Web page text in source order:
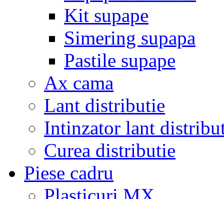
Kit supape
Simering supapa
Pastile supape
Ax cama
Lant distributie
Intinzator lant
Curea distributie
Piese cadru